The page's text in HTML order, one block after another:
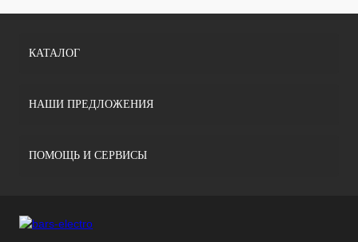
КАТАЛОГ
НАШИ ПРЕДЛОЖЕНИЯ
ПОМОЩЬ И СЕРВИСЫ